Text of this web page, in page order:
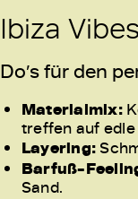
Ibiza
Do’s für den
Materialmix:
treffen auf
Layering:
Barfuß-
Sand.